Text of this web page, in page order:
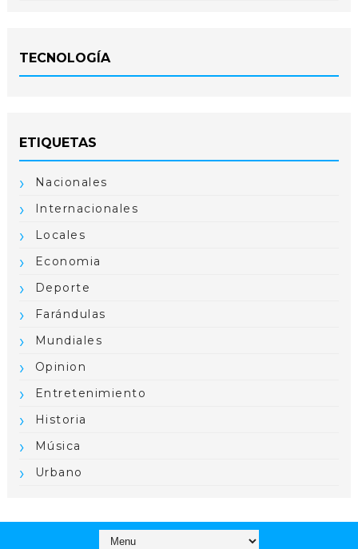
TECNOLOGÍA
ETIQUETAS
Nacionales
Internacionales
Locales
Economia
Deporte
Farándulas
Mundiales
Opinion
Entretenimiento
Historia
Música
Urbano